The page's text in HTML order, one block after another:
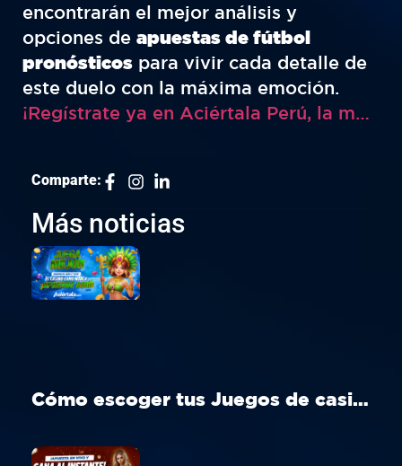
encontrarán el mejor análisis y
opciones de apuestas de fútbol
pronósticos para vivir cada detalle de
este duelo con la máxima emoción.
¡Regístrate ya en Aciértala Perú, la mejor casa de apuestas deportivas!
Comparte:
Más noticias
Cómo escoger tus Juegos de casino Perú ideal en Aciértala